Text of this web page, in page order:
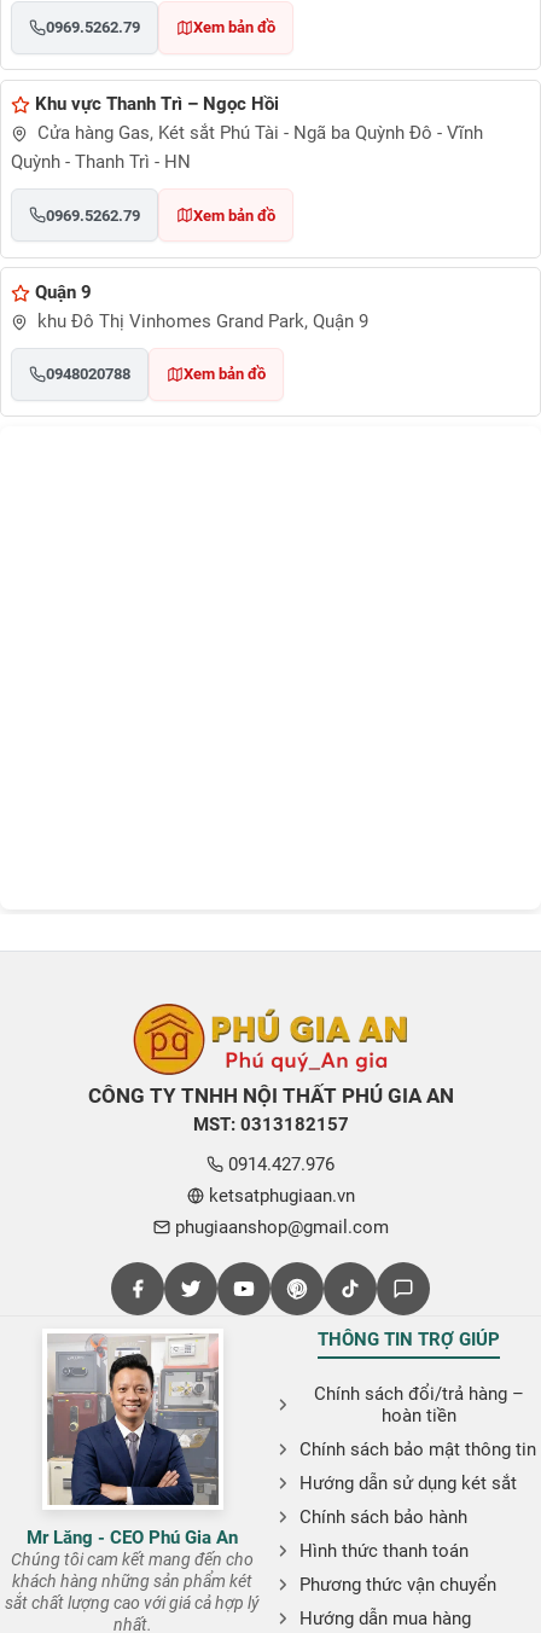
0969.5262.79 Xem bản đồ
Khu vực Thanh Trì – Ngọc Hồi
Cửa hàng Gas, Két sắt Phú Tài - Ngã ba Quỳnh Đô - Vĩnh
Quỳnh - Thanh Trì - HN
0969.5262.79 Xem bản đồ
Quận 9
khu Đô Thị Vinhomes Grand Park, Quận 9
0948020788 Xem bản đồ
CÔNG TY TNHH NỘI THẤT PHÚ GIA AN
MST: 0313182157
0914.427.976
ketsatphugiaan.vn
phugiaanshop@gmail.com
Mr Lăng - CEO Phú Gia An
Chúng tôi cam kết mang đến cho
khách hàng những sản phẩm két
sắt chất lượng cao với giá cả hợp lý
nhất.
THÔNG TIN TRỢ GIÚP
Chính sách đổi/trả hàng –
hoàn tiền
Chính sách bảo mật thông tin
Hướng dẫn sử dụng két sắt
Chính sách bảo hành
Hình thức thanh toán
Phương thức vận chuyển
Hướng dẫn mua hàng